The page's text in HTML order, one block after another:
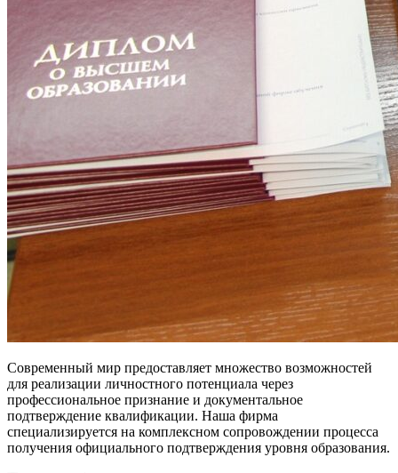
Современный мир предоставляет множество возможностей
для реализации личностного потенциала через
профессиональное признание и документальное
подтверждение квалификации. Наша фирма
специализируется на комплексном сопровождении процесса
получения официального подтверждения уровня образования.